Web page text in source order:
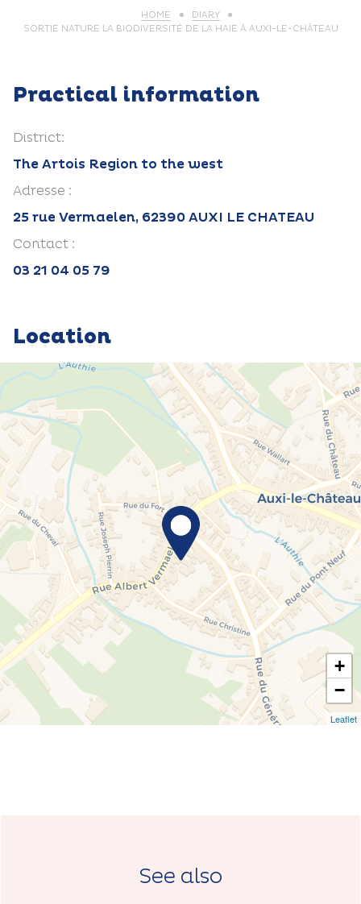
HOME
DIARY
SORTIE NATURE LA BIODIVERSITÉ DE LA HAIE À AUXI-LE-CHÂTEAU
Practical information
District:
The Artois Region to the west
Adresse :
25 rue Vermaelen, 62390 AUXI LE CHATEAU
Contact :
03 21 04 05 79
Location
+
−
Leaflet
See also